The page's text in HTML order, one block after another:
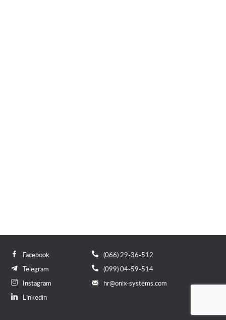
Facebook
Telegram
Instagram
Linkedin
(066) 29-36-512
(099) 04-59-514
hr@onix-systems.com